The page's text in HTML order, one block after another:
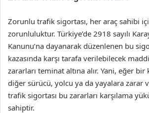
Zorunlu trafik sigortası, her araç sahibi
zorunluluktur. Türkiye’de 2918 sayılı
Kanunu’na dayanarak düzenlenen bu
kazasında karşı tarafa verilebilecek
zararları teminat altına alır. Yani, eğer
diğer sürücü, yolcu ya da yayalara zarar
trafik sigortası bu zararları karşılama
sahiptir.